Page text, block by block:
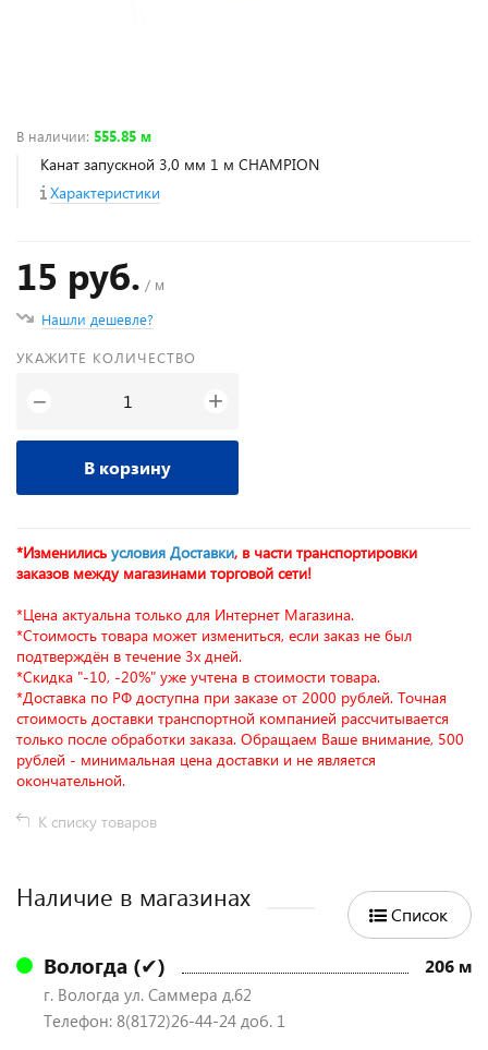
В наличии: 555.85 м
Канат запускной 3,0 мм 1 м CHAMPION
Характеристики
15 руб. / м
Нашли дешевле?
УКАЖИТЕ КОЛИЧЕСТВО
− +
В корзину
*Изменились условия Доставки, в части транспортировки
заказов между магазинами торговой сети!
*Цена актуальна только для Интернет Магазина.
*Стоимость товара может измениться, если заказ не был
подтверждён в течение 3х дней.
*Скидка "-10, -20%" уже учтена в стоимости товара.
*Доставка по РФ доступна при заказе от 2000 рублей. Точная
стоимость доставки транспортной компанией рассчитывается
только после обработки заказа. Обращаем Ваше внимание, 500
рублей - минимальная цена доставки и не является
окончательной.
К списку товаров
Наличие в магазинах
Список
Вологда (✔) 206 м
г. Вологда ул. Саммера д.62
Телефон: 8(8172)26-44-24 доб. 1